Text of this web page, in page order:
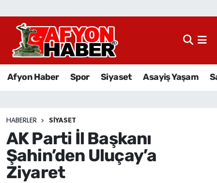
Afyon Haber Spor Siyaset Asayiş Yaşam
HABERLER SIYASET
AK Parti İl Başkanı
Şahin’den Uluçay’a
Ziyaret
Afyon Haber
Sağlık
Eğitim